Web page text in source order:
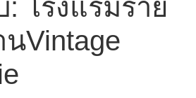
: โรงแรมราย
Vintage